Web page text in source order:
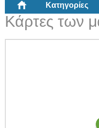
Κατηγορίες
Κάρτες των